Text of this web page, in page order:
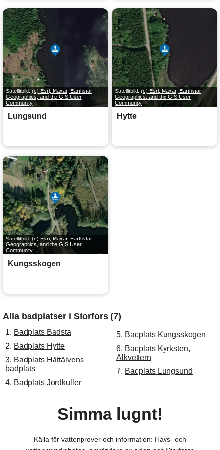
Satellitbild:(c) Esri, Maxar, Earthstar
Geographics, and the GIS User
Community
Lungsund
Satellitbild: (c) Esri, Maxar, Earthstar
Geographics, and the GIS User
Community
Hytte
Satellitbild:(c) Esri, Maxar, Earthstar
Geographics, and the GIS User
Community
Kungsskogen
Alla badplatser i Storfors (7)
1. Badplats Badsta
2. Badplats Hytte
3. Badplats Hättälvens
badplats
4. Badplats Jordkullen
5. Badplats Kungsskogen
6. Badplats Kyrksten,
Alkvettern
7. Badplats Lungsund
Simma lugnt!
Källa för vattenprover och information: Havs- och